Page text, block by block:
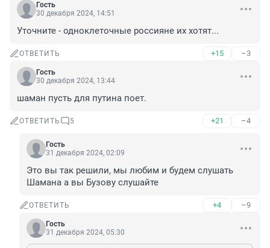
Гость
30 декабря 2024, 14:51
Уточните - одноклеточные россияне их хотят...
ОТВЕТИТЬ +15 –3
Гость
30 декабря 2024, 13:44
шаман пусть для путина поет.
ОТВЕТИТЬ 5 +21 –4
Гость
31 декабря 2024, 02:09
Это вы так решили, мы любим и будем слушать
Шамана а вы Бузову слушайте
ОТВЕТИТЬ +4 –9
Гость
31 декабря 2024, 05:30